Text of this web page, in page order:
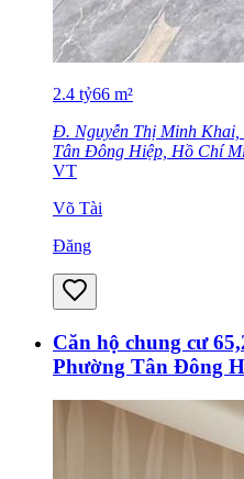
2.4 tỷ66 m²
Đ. Nguyễn Thị Minh Khai,
Tân Đông Hiệp, Hồ Chí
VT
Võ Tài
Đăng
Căn hộ chung cư
Phường Tân Đông